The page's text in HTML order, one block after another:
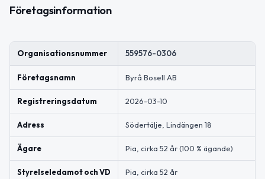
Företagsinformation
Organisationsnummer 559576-0306
Företagsnamn Byrå Bosell AB
Registreringsdatum 2026-03-10
Adress Södertälje, Lindängen 18
Ägare Pia, cirka 52 år (100 % ägande)
Styrelseledamot och VD Pia, cirka 52 år